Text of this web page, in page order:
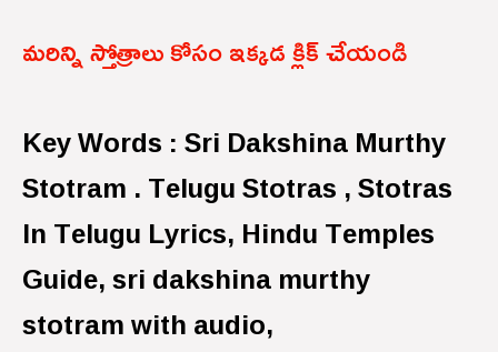
మరిన్ని స్తోత్రాలు కోసం ఇక్కడ క్లిక్ చేయండి
Key Words : Sri Dakshina Murthy
Stotram . Telugu Stotras , Stotras
In Telugu Lyrics, Hindu Temples
Guide, sri dakshina murthy
stotram with audio,